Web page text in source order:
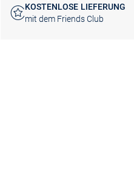
KOSTENLOSE LIEFERUNG
mit dem Friends Club